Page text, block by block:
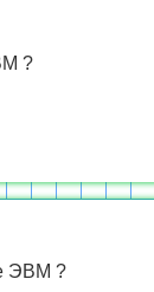
?
ЭВМ ?